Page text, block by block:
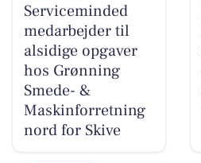
Serviceminded
medarbejder til
alsidige opgaver
hos Grønning
Smede- &
Maskinforretning
nord for Skive